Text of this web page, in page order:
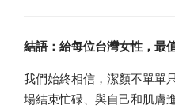
結語：給每位台灣女性，最
我們始終相信，潔顏不單單
場結束忙碌、與自己和肌膚